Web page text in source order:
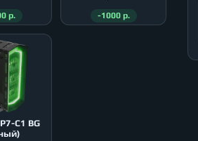
р. -1000 р.
C1 BG